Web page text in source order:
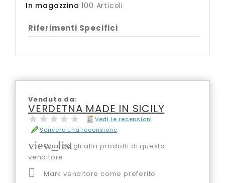
In magazzino 100 Articoli
Riferimenti Specifici
Venduto da:
VERDETNA MADE IN SICILY
★★★★★
★★★★★
Vedi le recensioni
Scrivere una recensione
view_list
Guarda gli altri prodotti di questo
venditore
 Mark venditore come preferito